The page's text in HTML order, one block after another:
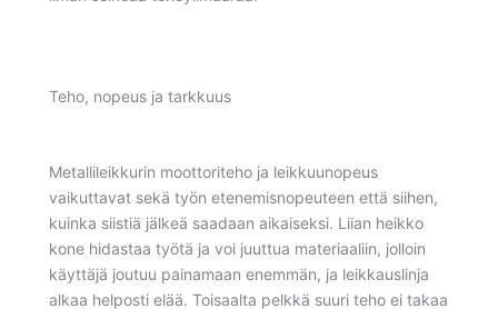
Teho, nopeus ja tarkkuus
Metallileikkurin moottoriteho ja leikkuunopeus
vaikuttavat sekä työn etenemisnopeuteen että siihen,
kuinka siistiä jälkeä saadaan aikaiseksi. Liian heikko
kone hidastaa työtä ja voi juuttua materiaaliin, jolloin
käyttäjä joutuu painamaan enemmän, ja leikkauslinja
alkaa helposti elää. Toisaalta pelkkä suuri teho ei takaa